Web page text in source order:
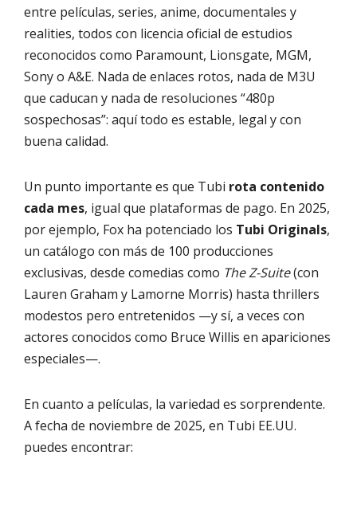
entre películas, series, anime, documentales y
realities, todos con licencia oficial de estudios
reconocidos como Paramount, Lionsgate, MGM,
Sony o A&E. Nada de enlaces rotos, nada de M3U
que caducan y nada de resoluciones “480p
sospechosas”: aquí todo es estable, legal y con
buena calidad.
Un punto importante es que Tubi rota contenido
cada mes, igual que plataformas de pago. En 2025,
por ejemplo, Fox ha potenciado los Tubi Originals,
un catálogo con más de 100 producciones
exclusivas, desde comedias como The Z-Suite(con
Lauren Graham y Lamorne Morris) hasta thrillers
modestos pero entretenidos —y sí, a veces con
actores conocidos como Bruce Willis en apariciones
especiales—.
En cuanto a películas, la variedad es sorprendente.
A fecha de noviembre de 2025, en Tubi EE.UU.
puedes encontrar: